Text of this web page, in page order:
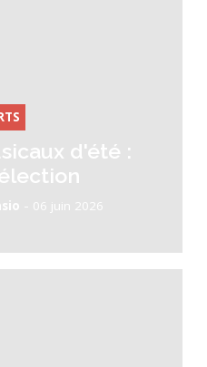
d'été :
- 06 juin 2026